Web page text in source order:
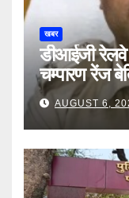
खबर
डीआईजी
चम्पारण रेंज
AUGUST 6,